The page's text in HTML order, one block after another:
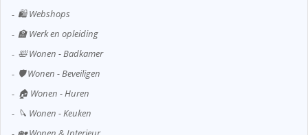
🛍️ Webshops
🏫 Werk en opleiding
🛀 Wonen - Badkamer
🛡️ Wonen - Beveiligen
🏠 Wonen - Huren
🔪 Wonen - Keuken